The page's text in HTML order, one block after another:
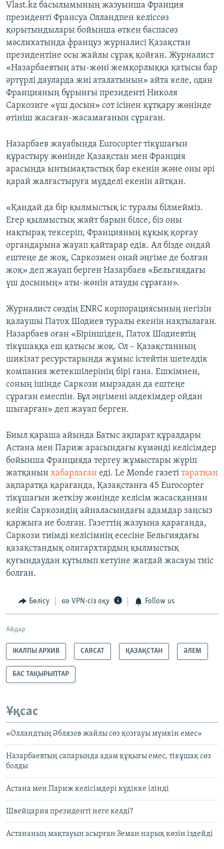
Vlast.kz басылымының жазуынша Франция
президенті Франсуа Олландпен келіссөз
қорытындылары бойынша өткен баспасөз
мәслихатында француз журналисі Қазақстан
президентіне осы жайлы сұрақ қойған. Журналист
«Назарбаевтың аты-жөні жемқорлыққа қатысы бар
әртүрлі дауларда жиі аталатынын» айта келе, одан
Францияның бұрынғы президенті Николя
Саркозиге «үш досын» сот ісінен құтқару жөнінде
өтініш жасаған-жасамағанын сұраған.
Назарбаев жауабында Eurocopter тікұшағын
құрастыру жөнінде Қазақстан мен Франция
арасында ынтымақтастық бар екенін және оны әрі
қарай жалғастыруға мүдделі екенін айтқан.
«Қандай да бір қылмыстық іс туралы білмейміз.
Егер қылмыстық жайт барын білсе, біз оны
нақтырақ тексеріп, Францияның құқық қорғау
органдарына жауап қайтарар едік. Ал бізде ондай
ештеңе де жоқ, Саркозмен онай әңгіме де болған
жоқ» деп жауап берген Назарбаев «Бельгиядағы
үш досының» аты-жөнін атауды сұраған».
Журналист сөздің ENRC корпорациясының негізін
қалаушы Патох Шодиев туралы екенін нақтылаған.
Назарбаев оған «Біріншіден, Патох Шодиевтің
тікұшаққа еш қатысы жоқ. Ол – Қазақстанның
шикізат ресурстарында жұмыс істейтін шетелдік
компания жетекшілерінің бірі ғана. Ешкімнен,
соның ішінде Саркози мырзадан да ештеңе
сұраған емеспін. Бұл әңгімені әлдекімдер ойдан
шығарған» деп жауап берген.
Биыл қараша айында Батыс ақпарат құралдары
Астана мен Париж арасындағы күмәнді келісімдер
бойынша Францияда тергеу жұмыстары жүріп
жатқанын хабарлаған еді. Le Monde газеті таратқан
ақпаратқа қарағанда, Қазақстанға 45 Eurocopter
тікұшағын жеткізу жөнінде келісім жасасқаннан
кейін Саркозидің айналасындағы адамдар заңсыз
қаржыға ие болған. Газеттің жазуына қарағанда,
Саркози тиімді келісімнің есесіне Бельгиядағы
қазақстандық олигархтардың қылмыстық
қуғындаудан құтылып кетуіне жағдай жасауы тиіс
болған.
Бөлісу VPN-сіз оқу Follow us
Айдар
ЖАЛПЫ АРХИВ САЯСАТ ҚАЗАҚСТАН ӘЛЕМ
БАС ТАҚЫРЫПТАР
Ұқсас
«Олландтың Әблязов жайлы сөз қозғауы мүмкін емес»
Назарбаевтың сапарында адам құқығы емес, тікұшақ сөз
болды
Астана мен Париж келісімдері күдікке ілінді
Швейцария президенті неге келді?
Астананың мақтауын асырған Земан нарық көзін іздейді